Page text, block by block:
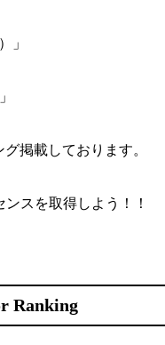
」
掲載しております。
スを取得しよう！！
Ranking